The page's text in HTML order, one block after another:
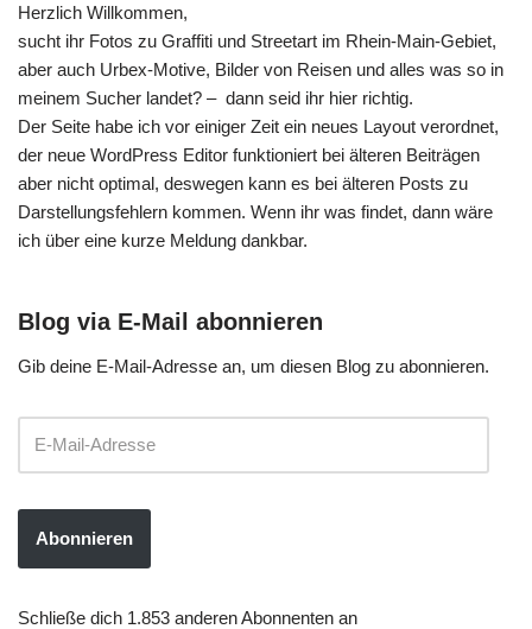
Herzlich Willkommen,
sucht ihr Fotos zu Graffiti und Streetart im Rhein-Main-Gebiet,
aber auch Urbex-Motive, Bilder von Reisen und alles was so in
meinem Sucher landet? – dann seid ihr hier richtig.
Der Seite habe ich vor einiger Zeit ein neues Layout verordnet,
der neue WordPress Editor funktioniert bei älteren Beiträgen
aber nicht optimal, deswegen kann es bei älteren Posts zu
Darstellungsfehlern kommen. Wenn ihr was findet, dann wäre
ich über eine kurze Meldung dankbar.
Blog via E-Mail abonnieren
Gib deine E-Mail-Adresse an, um diesen Blog zu abonnieren.
Abonnieren
Schließe dich 1.853 anderen Abonnenten an